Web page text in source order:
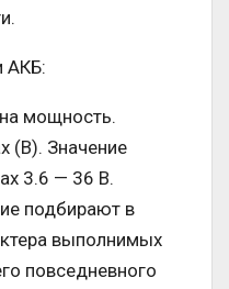
АКБ:
мощность.
(В). Значение
3.6 — 36 В.
подбирают в
выполнимых
повседневного